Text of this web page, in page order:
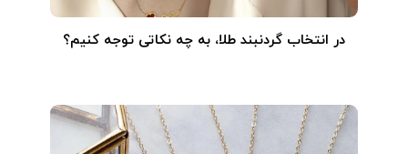
در انتخاب گردنبند طلا‌، به چه نکاتی توجه کنیم؟